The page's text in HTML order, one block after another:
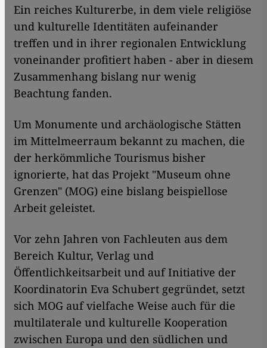
Ein reiches Kulturerbe, in dem viele religiöse
und kulturelle Identitäten aufeinander
treffen und in ihrer regionalen Entwicklung
voneinander profitiert haben - aber in diesem
Zusammenhang bislang nur wenig
Beachtung fanden.
Um Monumente und archäologische Stätten
im Mittelmeerraum bekannt zu machen, die
der herkömmliche Tourismus bisher
ignorierte, hat das Projekt "Museum ohne
Grenzen" (MOG) eine bislang beispiellose
Arbeit geleistet.
Vor zehn Jahren von Fachleuten aus dem
Bereich Kultur, Verlag und
Öffentlichkeitsarbeit und auf Initiative der
Koordinatorin Eva Schubert gegründet, setzt
sich MOG auf vielfache Weise auch für die
multilaterale und kulturelle Kooperation
zwischen Europa und den südlichen und